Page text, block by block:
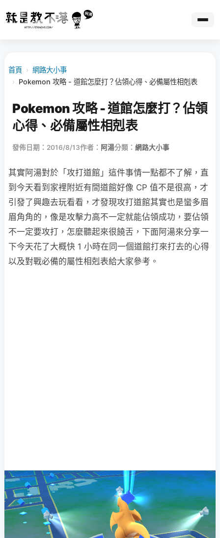
首頁 › 網路大小事
› Pokemon 攻略 - 道館怎麼打？佔領心得、必備屬性相剋表
Pokemon 攻略 - 道館怎麼打？佔領
心得、必備屬性相剋表
發佈日期：2016/8/13作者： 阿湯分類： 網路大小事
其實阿湯對於「攻打道館」這件事情一點都不了解，直
到今天看到家裡附近有間道館好像 CP 值不是很高，才
引發了興趣去玩看看，才發現攻打道館其實也是蠻多眉
眉角角的，像是攻擊力高不一定就能佔領成功，要佔領
不一定要攻打，怎麼聽起來很饒舌，下面阿湯來分享一
下今天花了大概快 1 小時在同一個道館打來打去的心得
以及對戰必備的屬性相剋表給大家參考。